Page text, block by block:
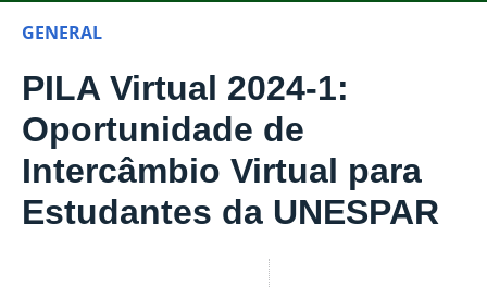
GENERAL
PILA Virtual 2024-1:
Oportunidade de
Intercâmbio Virtual para
Estudantes da UNESPAR